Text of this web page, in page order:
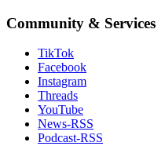
Community & Services
TikTok
Facebook
Instagram
Threads
YouTube
News-RSS
Podcast-RSS